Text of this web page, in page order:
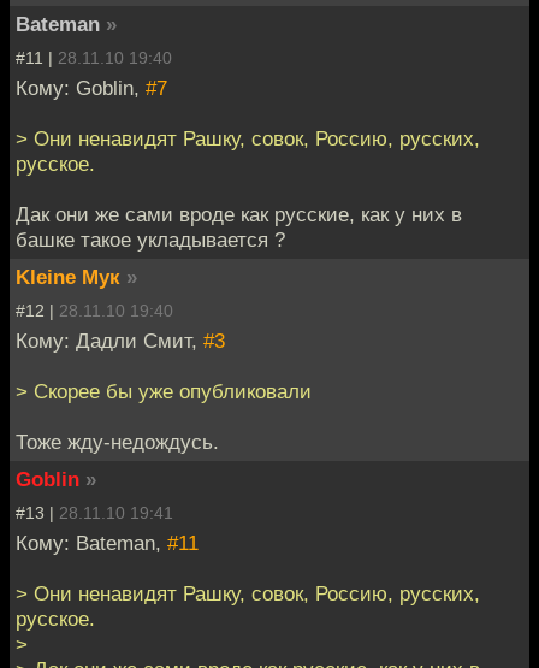
Bateman »
#11 | 28.11.10 19:40
Кому: Goblin, #7
> Они ненавидят Рашку, совок, Россию, русских,
русское.
Дак они же сами вроде как русские, как у них в
башке такое укладывается ?
Kleine Мук »
#12 | 28.11.10 19:40
Кому: Дадли Смит, #3
> Скорее бы уже опубликовали
Тоже жду-недождусь.
Goblin »
#13 | 28.11.10 19:41
Кому: Bateman, #11
> Они ненавидят Рашку, совок, Россию, русских,
русское.
>